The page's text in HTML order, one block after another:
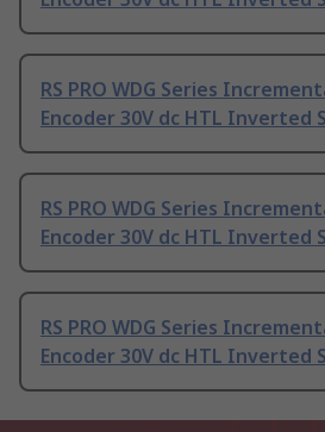
RS PRO WDG Series
Encoder 30V dc HTL Inverted
RS PRO WDG Series
Encoder 30V dc HTL Inverted
RS PRO WDG Series
Encoder 30V dc HTL Inverted